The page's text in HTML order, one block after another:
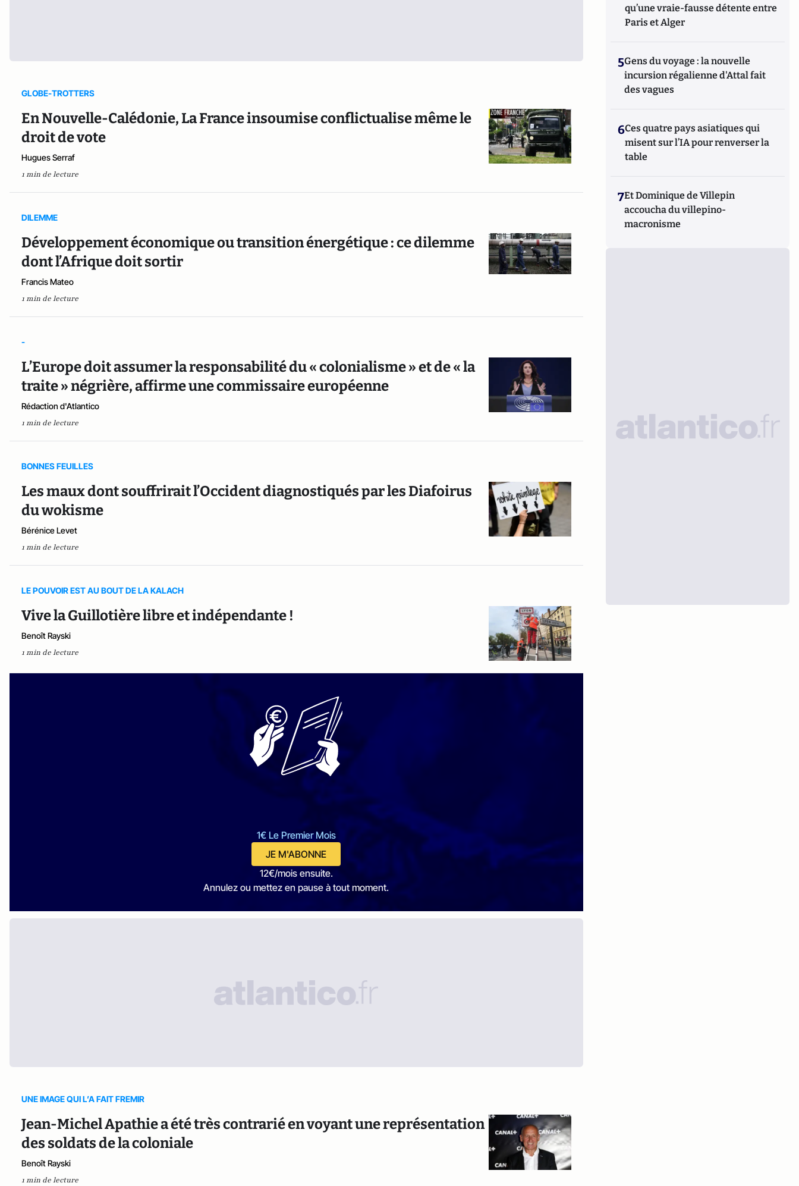
GLOBE-TROTTERS
En Nouvelle-Calédonie, La France insoumise conflictualise même le
droit de vote
Hugues Serraf
1 min de lecture
DILEMME
Développement économique ou transition énergétique : ce dilemme
dont l’Afrique doit sortir
Francis Mateo
1 min de lecture
-
L’Europe doit assumer la responsabilité du « colonialisme » et de « la
traite » négrière, affirme une commissaire européenne
Rédaction d'Atlantico
1 min de lecture
BONNES FEUILLES
Les maux dont souffrirait l’Occident diagnostiqués par les Diafoirus
du wokisme
Bérénice Levet
1 min de lecture
LE POUVOIR EST AU BOUT DE LA KALACH
Vive la Guillotière libre et indépendante !
Benoît Rayski
1 min de lecture
1€ Le Premier Mois
JE M'ABONNE
12€/mois ensuite.
Annulez ou mettez en pause à tout moment.
UNE IMAGE QUI L’A FAIT FREMIR
Jean-Michel Apathie a été très contrarié en voyant une représentation
des soldats de la coloniale
Benoît Rayski
1 min de lecture
qu’une vraie-fausse détente entre
Paris et Alger
5Gens du voyage : la nouvelle
incursion régalienne d'Attal fait
des vagues
6Ces quatre pays asiatiques qui
misent sur l’IA pour renverser la
table
7Et Dominique de Villepin
accoucha du villepino-
macronisme